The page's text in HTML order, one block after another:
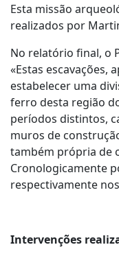
Esta missão
realizados por
No relatório final, o
«Estas escavações,
estabelecer uma
ferro desta região
períodos distintos,
muros de
também própria de
Cronologicamente
respectivamente nos
Intervenções